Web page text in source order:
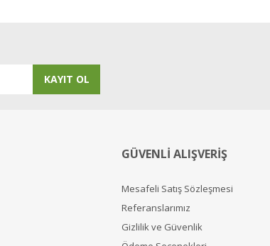
KAYIT OL
GÜVENLİ ALIŞVERİŞ
Mesafeli Satış Sözleşmesi
Referanslarımız
Gizlilik ve Güvenlik